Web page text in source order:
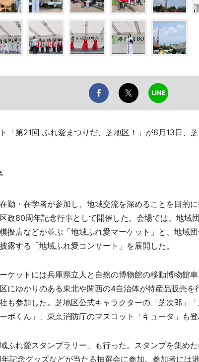
「第21回 ふれ愛まつりだ、芝地区！」が6月13日、
勤・在学者が参加し、地域交流を深めることを目的
政80周年記念行事として開催した。会場では、地域
擬店などが並ぶ「地域ふれ愛マーケット」と、地域団
露する「地域ふれ愛コンサート」を展開した。
ケットには兵庫県立人と自然の博物館の移動博物館
にゆかりのある東北や関西の4自治体が特産品販売を
も参加した。芝地区公式キャラクターの「芝次郎」
ポくん」、東京消防庁のマスコット「キュータ」も登
ふれ愛スタンプラリー」も行った。スタンプを集め
記念グッズなどが当たる抽選会に参加。参加者には